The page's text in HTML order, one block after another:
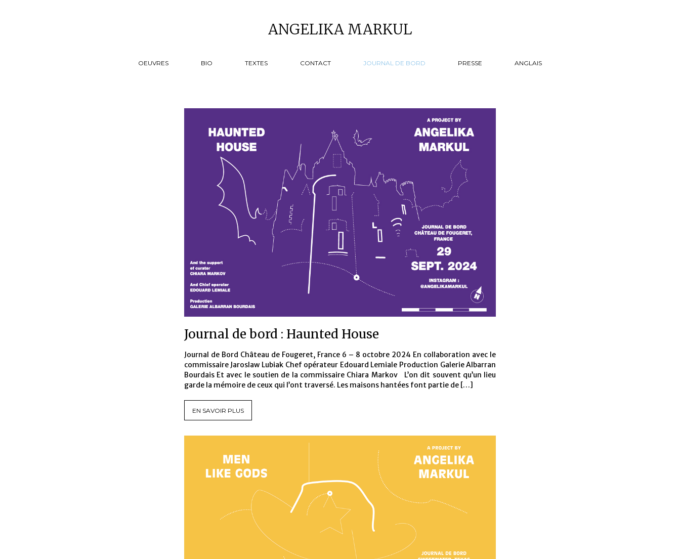
ANGELIKA MARKUL
OEUVRES BIO TEXTES CONTACT JOURNAL DE BORD PRESSE ANGLAIS
Journal de bord : Haunted House
Journal de Bord Château de Fougeret, France 6 – 8 octobre 2024 En collaboration avec le
commissaire Jaroslaw Lubiak Chef opérateur Edouard Lemiale Production Galerie Albarran
Bourdais Et avec le soutien de la commissaire Chiara Markov L’on dit souvent qu’un lieu
garde la mémoire de ceux qui l’ont traversé. Les maisons hantées font partie de […]
EN SAVOIR PLUS